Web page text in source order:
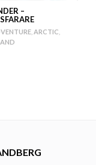
–
, ARCTIC